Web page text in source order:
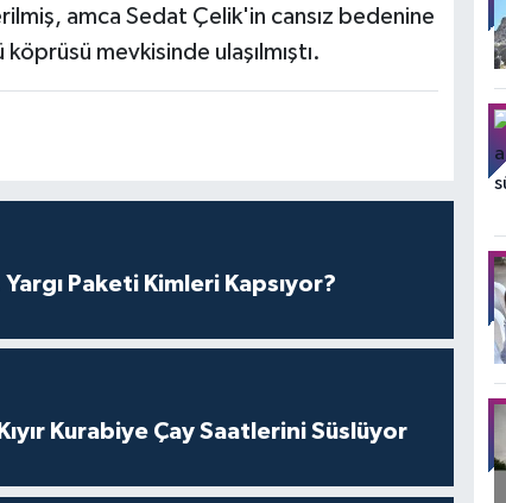
amca Sedat Çelik'in cansız bedenine
mevkisinde ulaşılmıştı.
Paketi Kimleri Kapsıyor?
Kurabiye Çay Saatlerini Süslüyor